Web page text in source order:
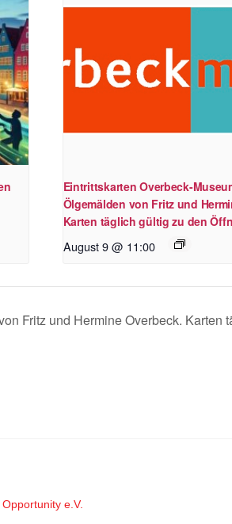
Eintrittskarten Overbeck-
Ölgemälden von Fritz und
Karten täglich gültig zu den
August 9 @ 11:00
Fritz und Hermine Overbeck. Karten
Opportunity e.V.